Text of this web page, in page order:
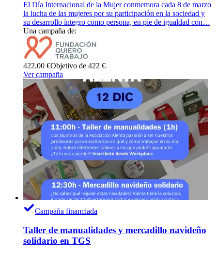
El Día Internacional de la Mujer conmemora cada 8 de marzo
la lucha de las mujeres por su participación en la sociedad y
su desarrollo íntegro como persona, en pie de igualdad con…
Una campaña de:
422,00 €Objetivo de 422 €
Ver campaña
Campaña financiada
Taller de manualidades y mercadillo navideño
solidario en TGS